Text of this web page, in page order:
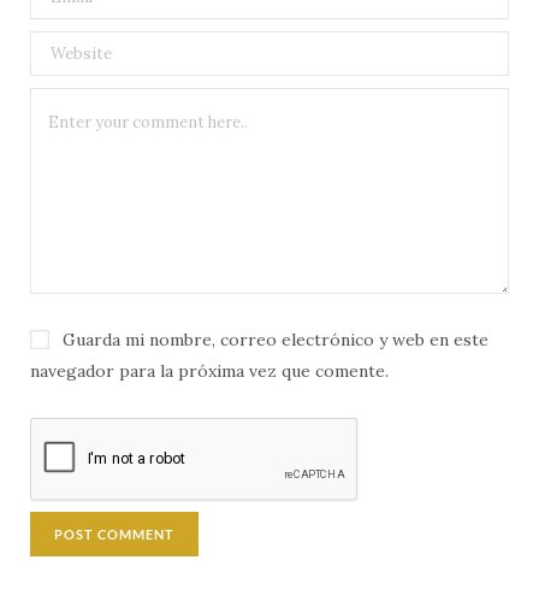
Guarda mi nombre, correo electrónico y web en este
navegador para la próxima vez que comente.